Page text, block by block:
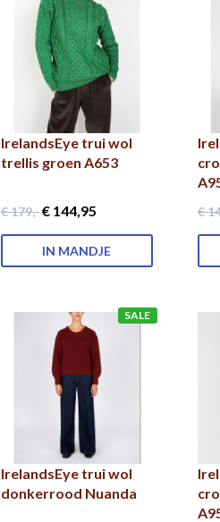
IrelandsEye trui wol
trellis groen A653
€ 179,-€ 144,95
IN MANDJE
€
SALE
IrelandsEye trui wol
donkerrood Nuanda